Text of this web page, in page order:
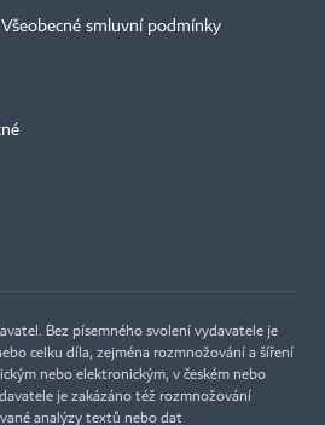
Všeobecné smluvní podmínky
Bez písemného svolení vydavatele je
celku díla, zejména rozmnožování a šíření
nebo elektronickým, v českém nebo
je zakázáno též rozmnožování
analýzy textů nebo dat